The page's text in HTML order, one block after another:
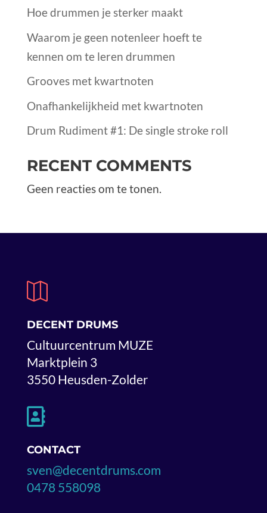
Hoe drummen je sterker maakt
Waarom je geen notenleer hoeft te
kennen om te leren drummen
Grooves met kwartnoten
Onafhankelijkheid met kwartnoten
Drum Rudiment #1: De single stroke roll
RECENT COMMENTS
Geen reacties om te tonen.

DECENT DRUMS
Cultuurcentrum MUZE
Marktplein 3
3550 Heusden-Zolder

CONTACT
sven@decentdrums.com
0478 558098